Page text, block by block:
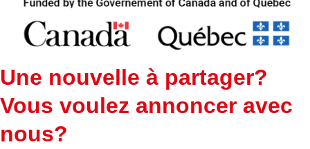
Une nouvelle à partager?
Vous voulez annoncer avec
nous?